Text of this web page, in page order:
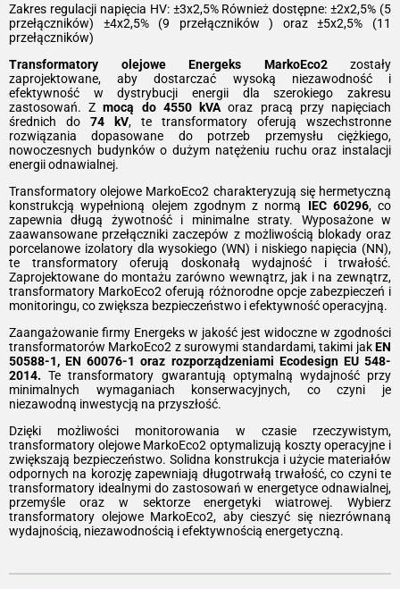
Zakres regulacji napięcia HV: ±3x2,5% Również dostępne: ±2x2,5% (5
przełączników) ±4x2,5% (9 przełączników ) oraz ±5x2,5% (11
przełączników)
Transformatory olejowe Energeks MarkoEco2zostały
zaprojektowane, aby dostarczać wysoką niezawodność i
efektywność w dystrybucji energii dla szerokiego zakresu
zastosowań. Zmocą do 4550 kVA oraz pracą przy napięciach
średnich do 74 kV, te transformatory oferują wszechstronne
rozwiązania dopasowane do potrzeb przemysłu ciężkiego,
nowoczesnych budynków o dużym natężeniu ruchu oraz instalacji
energii odnawialnej.
Transformatory olejowe MarkoEco2 charakteryzują się hermetyczną
konstrukcją wypełnioną olejem zgodnym z normą IEC 60296, co
zapewnia długą żywotność i minimalne straty. Wyposażone w
zaawansowane przełączniki zaczepów z możliwością blokady oraz
porcelanowe izolatory dla wysokiego (WN) i niskiego napięcia (NN),
te transformatory oferują doskonałą wydajność i trwałość.
Zaprojektowane do montażu zarówno wewnątrz, jak i na zewnątrz,
transformatory MarkoEco2 oferują różnorodne opcje zabezpieczeń i
monitoringu, co zwiększa bezpieczeństwo i efektywność operacyjną.
Zaangażowanie firmy Energeks w jakość jest widoczne w zgodności
transformatorów MarkoEco2 z surowymi standardami, takimi jakEN
50588-1, EN 60076-1 oraz rozporządzeniami Ecodesign EU 548-
2014. Te transformatory gwarantują optymalną wydajność przy
minimalnych wymaganiach konserwacyjnych, co czyni je
niezawodną inwestycją na przyszłość.
Dzięki możliwości monitorowania w czasie rzeczywistym,
transformatory olejowe MarkoEco2 optymalizują koszty operacyjne i
zwiększają bezpieczeństwo. Solidna konstrukcja i użycie materiałów
odpornych na korozję zapewniają długotrwałą trwałość, co czyni te
transformatory idealnymi do zastosowań w energetyce odnawialnej,
przemyśle oraz w sektorze energetyki wiatrowej. Wybierz
transformatory olejowe MarkoEco2, aby cieszyć się niezrównaną
wydajnością, niezawodnością i efektywnością energetyczną.